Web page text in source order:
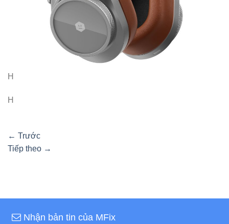
H
H
← Trước
Tiếp theo →
Nhận bản tin của MFix